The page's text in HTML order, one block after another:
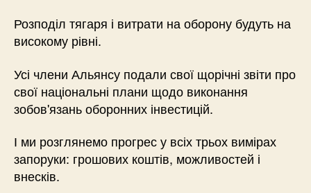
Розподіл тягаря і витрати на оборону будуть на
високому рівні.
Усі члени Альянсу подали свої щорічні звіти про
свої національні плани щодо виконання
зобов'язань оборонних інвестицій.
І ми розглянемо прогрес у всіх трьох вимірах
запоруки: грошових коштів, можливостей і
внесків.